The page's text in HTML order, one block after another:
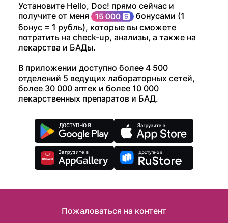
Установите Hello, Doc! прямо сейчас и
получите от меня
бонусами (1
бонус = 1 рубль), которые вы сможете
потратить на check-up, анализы, а также на
лекарства и БАДы.
В приложении доступно более 4 500
отделений 5 ведущих лабораторных сетей,
более 30 000 аптек и более 10 000
лекарственных препаратов и БАД.
Пожаловаться на контент